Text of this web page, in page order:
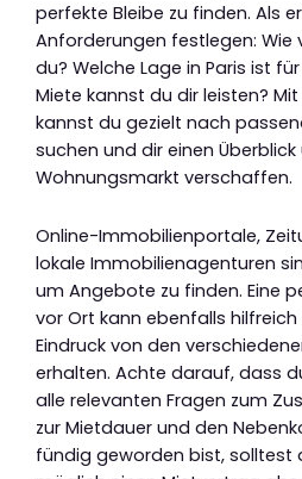
perfekte Bleibe zu finden. Als
Anforderungen festlegen: Wie
du? Welche Lage in Paris ist
Miete kannst du dir leisten?
kannst du gezielt nach
suchen und dir einen
Wohnungsmarkt verschaffen.
Online-Immobilienportale,
lokale Immobilienagenturen
um Angebote zu finden. Eine
vor Ort kann ebenfalls hilfreich
Eindruck von den
erhalten. Achte darauf, dass
alle relevanten Fragen zum
zur Mietdauer und den
fündig geworden bist, solltest